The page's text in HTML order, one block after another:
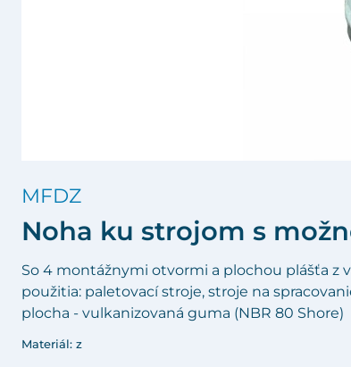
MFDZ
Noha ku strojom s
So 4 montážnymi otvormi a plochou plášťa
použitia: paletovací stroje, stroje na
plocha - vulkanizovaná guma (NBR 80 Shore)
Materiál: z